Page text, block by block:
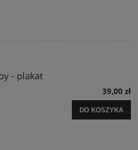
- plakat
39,00 zł
DO KOSZYKA